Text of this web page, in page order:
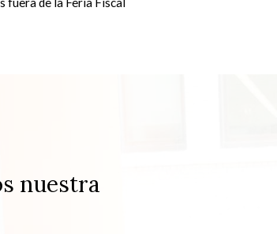
nuestra